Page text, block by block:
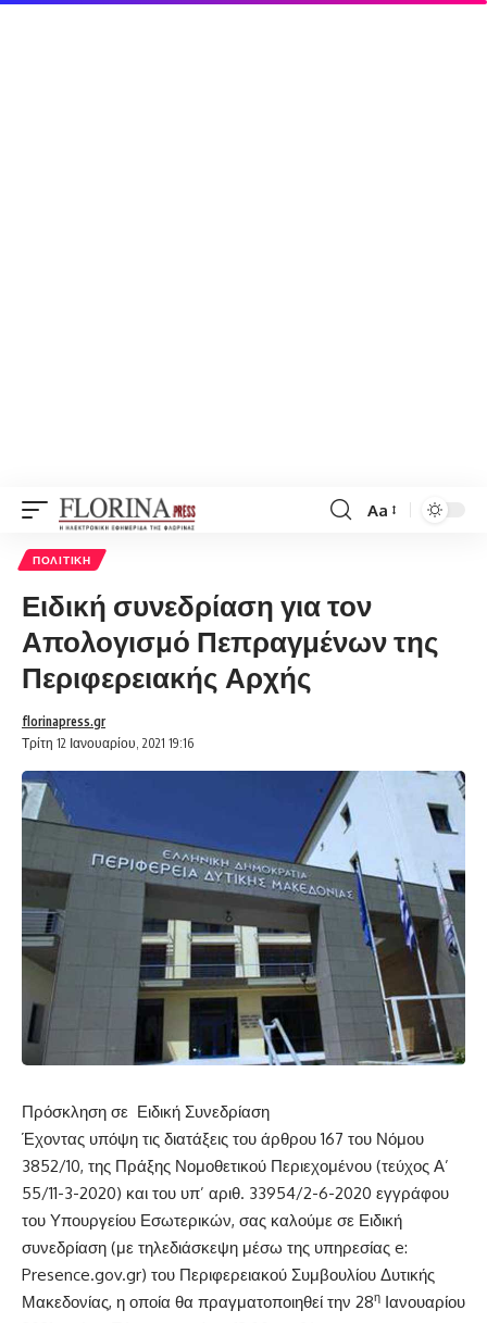
Font
Aa
ΠΟΛΙΤΙΚΉ
Ειδική συνεδρίαση για τον
Απολογισμό Πεπραγμένων της
Περιφερειακής Αρχής
Τρίτη 12 Ιανουαρίου, 2021 19:16
florinapress.gr
Πρόσκληση σε Ειδική Συνεδρίαση
Έχοντας υπόψη τις διατάξεις του άρθρου 167 του Νόμου
3852/10, της Πράξης Νομοθετικού Περιεχομένου (τεύχος Α’
55/11-3-2020) και του υπ’ αριθ. 33954/2-6-2020 εγγράφου
του Υπουργείου Εσωτερικών, σας καλούμε σε Ειδική
συνεδρίαση (με τηλεδιάσκεψη μέσω της υπηρεσίας e:
Presence.gov.gr) του Περιφερειακού Συμβουλίου Δυτικής
Μακεδονίας, η οποία θα πραγματοποιηθεί την 28η Ιανουαρίου